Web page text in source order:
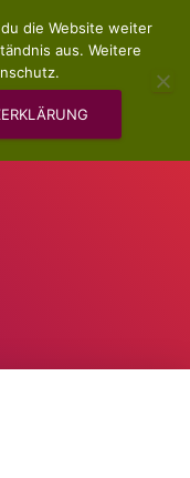
die Website weiter
aus. Weitere